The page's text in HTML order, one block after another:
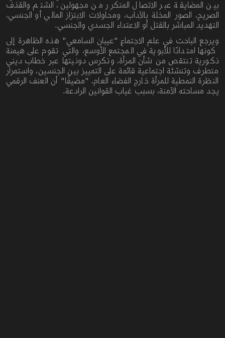
بين المضايقة عبر الاتصال المتكرر من مجهولين، الشتم والقذف
الصريح، الصور المخلة بالآداب، ومحاولات الابتزاز
المالي أو الجنسي،
التهديد المباشر بالقتل أو الاعتداء الجسدي والجنسي .
ويرجع الباحث في علم الاجتماع " عيبان السامعي " هذه الظاهرة إلى
كونها امتدادًا للأبوية في المجتمع الأوسع، والتي تقوم على هيمنة
ذكورية تنتقص من شأن المرأة، وتكرس دونيتها عبر خطاب ديني
متطرف وتنشئة اجتماعية قائمة على التمييز بين الجنسين، واستمرار
النظرة النمطية للمرأة خارج الفضاء العام، "مضيفًا" أن العنف الرقمي
يجد مساحته الآمنة، بسبب غياب القوانين الرادعة.